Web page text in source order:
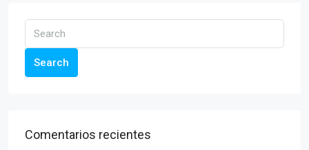
Search
Comentarios recientes